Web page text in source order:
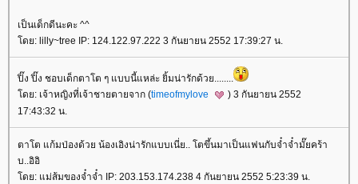
เป็นเด็กดีนะคะ ^^
ดย: lilly~tree IP: 124.122.97.222 3 กันยายน 2552 17:39:27 น.
ปิ๊ง ปิ๊ง ชอบเด็กตาโต ๆ แบบนี้แหล่ะ ยิ้มน่ารักด้วย........
ดย: เจ้าหญิงที่เจ้าชายตายจาก (timeofmylove
) 3 กันยายน 2552
17:43:32 น.
ตาโต แก้มป่องด้วย น้องเอิงน่ารักแบบเนี่ย.. โตขึ้นมาเป็นแฟนกับจ๋ำจ๋ำมั๊ยคร้า
บ..อิอิ
ดย: แม่ส้มของจ๋ำจ๋ำ IP: 203.153.174.238 4 กันยายน 2552 5:23:39 น.